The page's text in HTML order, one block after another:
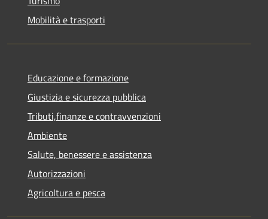
Mobilità e trasporti
Educazione e formazione
Giustizia e sicurezza pubblica
Tributi,finanze e contravvenzioni
Ambiente
Salute, benessere e assistenza
Autorizzazioni
Agricoltura e pesca